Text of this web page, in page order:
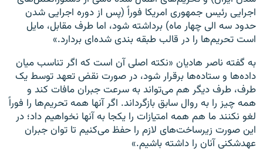
اجرایی رئیس جمهوری امریکا فوراً (پس از دوره اجرایی شدن
حدود سه الی چهار ماه) برداشته شود، اما طرف مقابل، مایل
است تحریم‌ها را در قالب طبقه ‌بندی شده‌ای بردارد.»
به گفته ناصر هادیان «نکته اصلی آن است که اگر تناسب میان
داده‌ها و ستاده‌ها برقرار شود، در صورت نقض تعهد توسط یک
طرف، طرف دیگر هم می‌تواند به سرعت جبران مافات کند و
همه چیز را به روال سابق بازگرداند. اگر آنها همه تحریم‌ها را فوراً
لغو نکنند ما هم همه امتیازات را یکجا به آنها نخواهیم داد؛ در
این صورت زیرساخت‌های لازم را حفظ می‌کنیم تا توان جبران
عهدشکنی آنان را داشته باشیم.»